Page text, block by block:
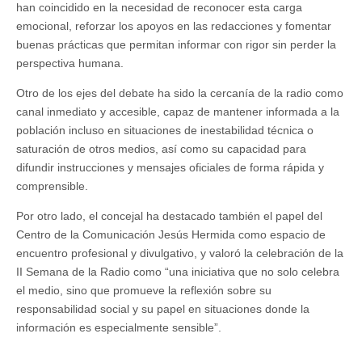
han coincidido en la necesidad de reconocer esta carga
emocional, reforzar los apoyos en las redacciones y fomentar
buenas prácticas que permitan informar con rigor sin perder la
perspectiva humana.
Otro de los ejes del debate ha sido la cercanía de la radio como
canal inmediato y accesible, capaz de mantener informada a la
población incluso en situaciones de inestabilidad técnica o
saturación de otros medios, así como su capacidad para
difundir instrucciones y mensajes oficiales de forma rápida y
comprensible.
Por otro lado, el concejal ha destacado también el papel del
Centro de la Comunicación Jesús Hermida como espacio de
encuentro profesional y divulgativo, y valoró la celebración de la
II Semana de la Radio como “una iniciativa que no solo celebra
el medio, sino que promueve la reflexión sobre su
responsabilidad social y su papel en situaciones donde la
información es especialmente sensible”.